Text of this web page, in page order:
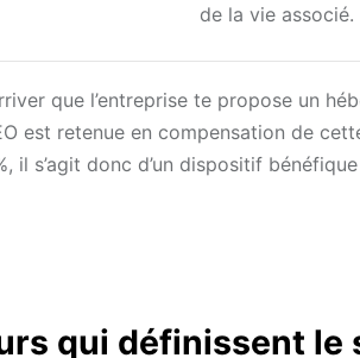
de la vie
que l’entreprise te propose un
est retenue en compensation de
il s’agit donc d’un dispositif
qui définissent le